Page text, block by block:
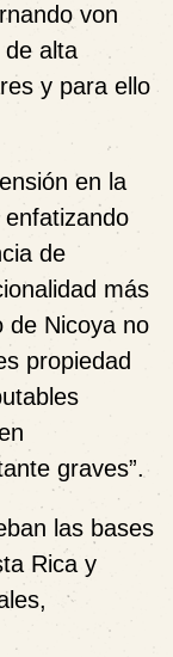
von
alta
y para ello
en la
de
más
de Nicoya no
propiedad
graves”.
las bases
Rica y